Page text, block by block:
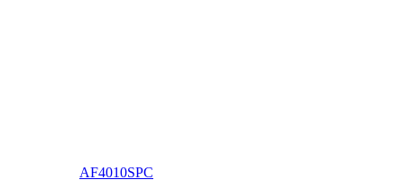
AF4010SPC